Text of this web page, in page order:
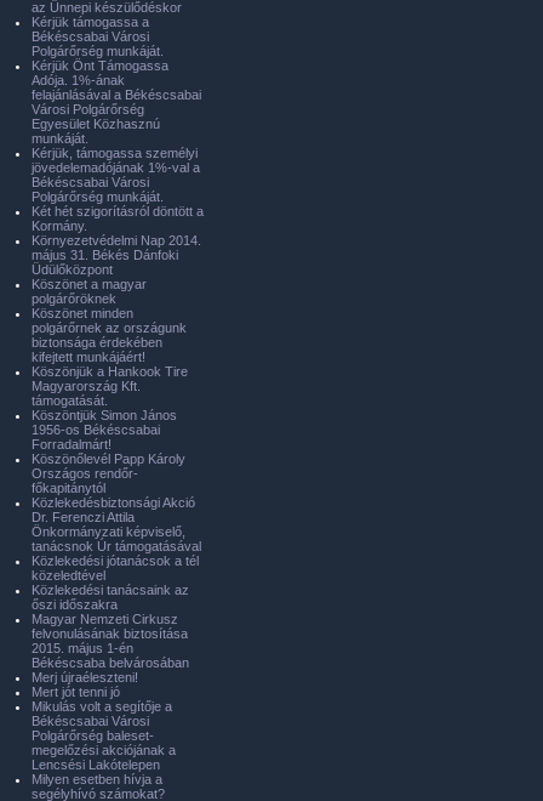
az Ünnepi készülődéskor
Kérjük támogassa a
Békéscsabai Városi
Polgárőrség munkáját.
Kérjük Önt Támogassa
Adója. 1%-ának
felajánlásával a Békéscsabai
Városi Polgárőrség
Egyesület Közhasznú
munkáját.
Kérjük, támogassa személyi
jövedelemadójának 1%-val a
Békéscsabai Városi
Polgárőrség munkáját.
Két hét szigorításról döntött a
Kormány.
Környezetvédelmi Nap 2014.
május 31. Békés Dánfoki
Üdülőközpont
Köszönet a magyar
polgárőröknek
Köszönet minden
polgárőrnek az országunk
biztonsága érdekében
kifejtett munkájáért!
Köszönjük a Hankook Tire
Magyarország Kft.
támogatását.
Köszöntjük Simon János
1956-os Békéscsabai
Forradalmárt!
Köszönőlevél Papp Károly
Országos rendőr-
főkapitánytól
Közlekedésbiztonsági Akció
Dr. Ferenczi Attila
Önkormányzati képviselő,
tanácsnok Úr támogatásával
Közlekedési jótanácsok a tél
közeledtével
Közlekedési tanácsaink az
őszi időszakra
Magyar Nemzeti Cirkusz
felvonulásának biztosítása
2015. május 1-én
Békéscsaba belvárosában
Merj újraéleszteni!
Mert jót tenni jó
Mikulás volt a segítője a
Békéscsabai Városi
Polgárőrség baleset-
megelőzési akciójának a
Lencsési Lakótelepen
Milyen esetben hívja a
segélyhívó számokat?